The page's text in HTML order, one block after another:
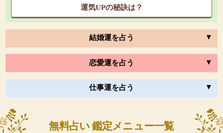
運気UPの秘訣は？
結婚運を占う
恋愛運を占う
仕事運を占う
無料占い 鑑定メニュー一覧